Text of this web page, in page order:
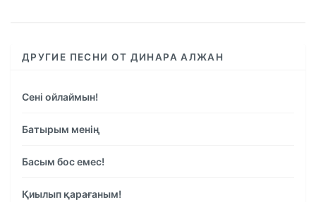
ДРУГИЕ ПЕСНИ ОТ ДИНАРА АЛЖАН
Сені ойлаймын!
Батырым менің
Басым бос емес!
Қиылып қарағаным!